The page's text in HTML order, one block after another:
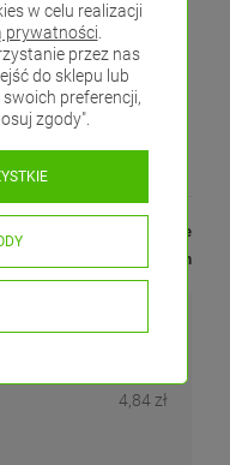
1 metr
dostępny w magazynie
do 48 godzin
4,84 zł
w celu realizacji
prywatności.
przez nas
do sklepu lub
preferencji,
zgody".